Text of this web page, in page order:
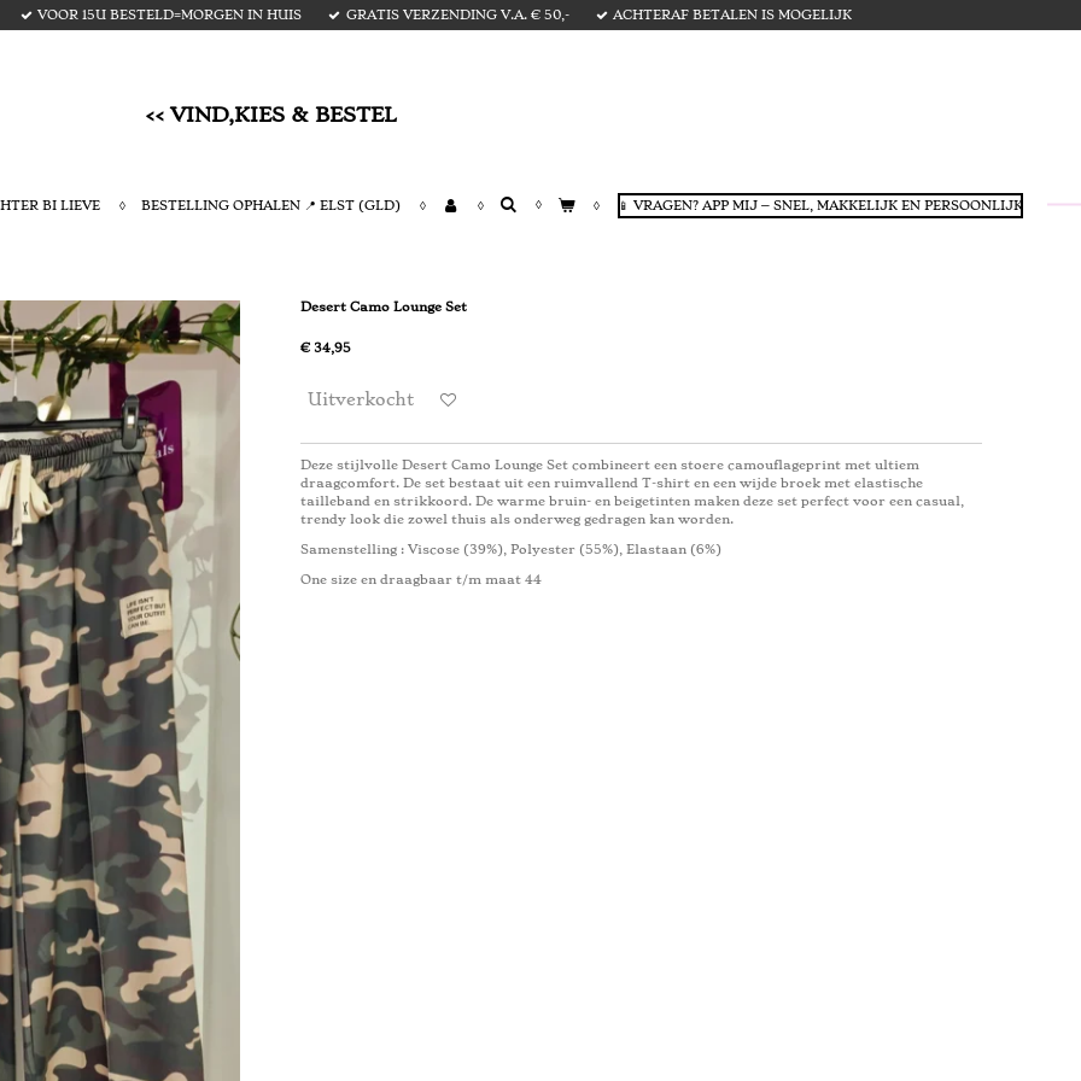
VOOR 15U BESTELD=MORGEN IN HUIS GRATIS VERZENDING V.A. € 50,- ACHTERAF BETALEN IS MOGELIJK
<< VIND,KIES & BESTEL
BI LIEVE BESTELLING OPHALEN 📍 ELST (GLD) 📱 VRAGEN? APP MIJ – SNEL, MAKKELIJK EN PERSOONLIJK
Desert Camo Lounge Set
€ 34,95
Uitverkocht
Deze stijlvolle Desert Camo Lounge Set combineert een stoere camouflageprint met ultiem
draagcomfort. De set bestaat uit een ruimvallend T-shirt en een wijde broek met elastische
tailleband en strikkoord. De warme bruin- en beigetinten maken deze set perfect voor een casual,
trendy look die zowel thuis als onderweg gedragen kan worden.
Samenstelling : Viscose (39%), Polyester (55%), Elastaan ​​(6%)
One size en draagbaar t/m maat 44